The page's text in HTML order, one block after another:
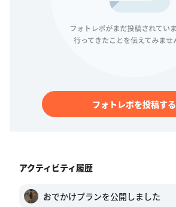
フォトレポを投稿する
アクティビティ履歴
おでかけプランを公開しました